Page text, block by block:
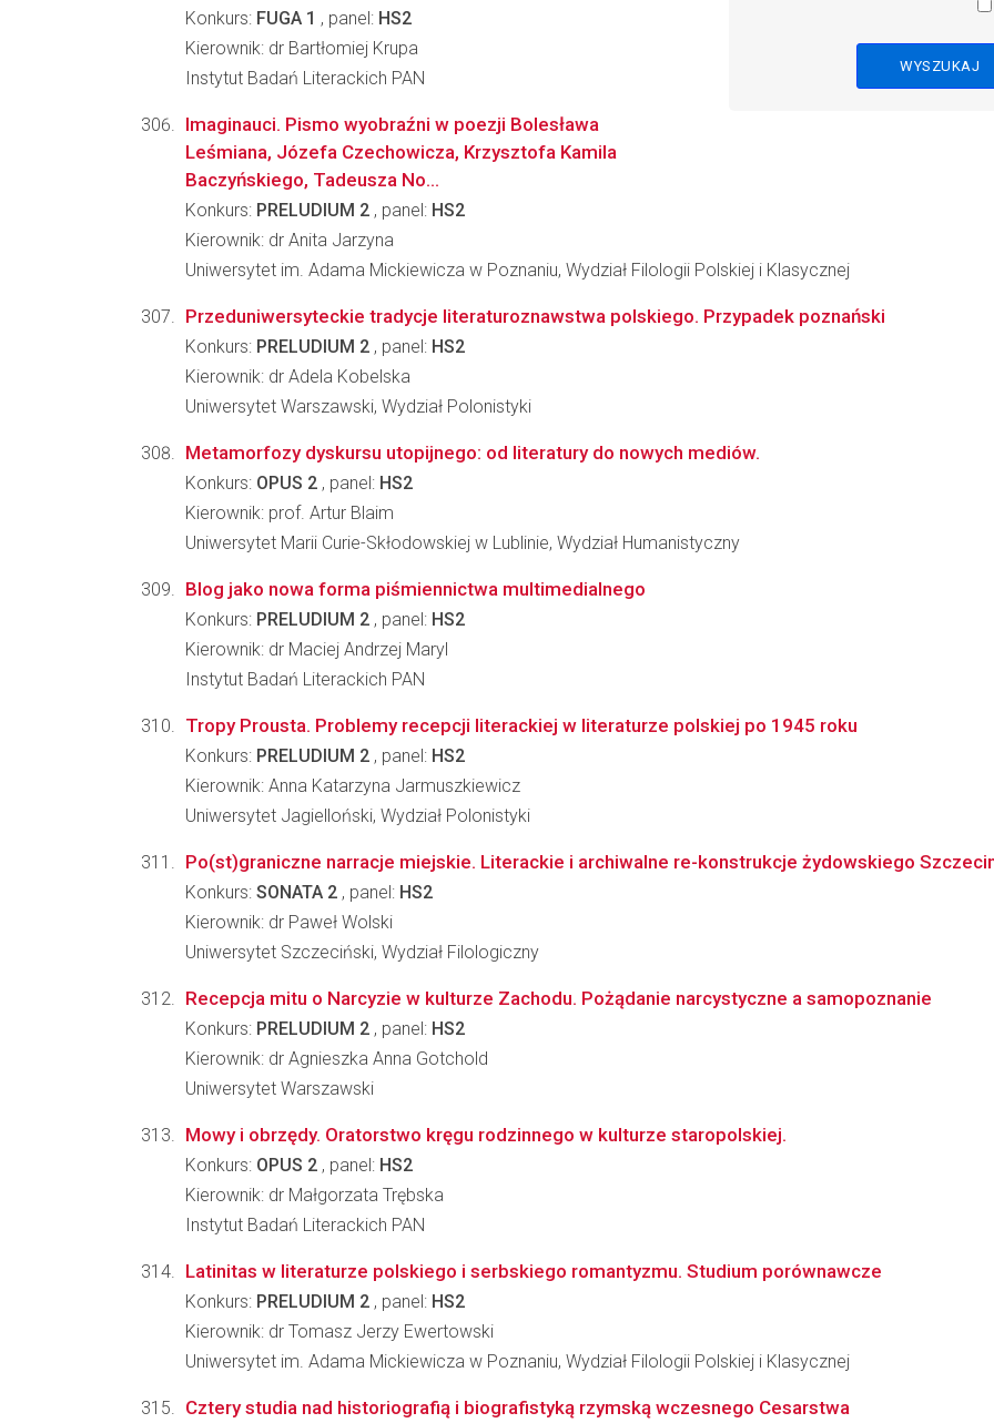
Konkurs: FUGA 1 , panel: HS2
Kierownik: dr Bartłomiej Krupa
Instytut Badań Literackich PAN
Imaginauci. Pismo wyobraźni w poezji Bolesława
Leśmiana, Józefa Czechowicza, Krzysztofa Kamila
Baczyńskiego, Tadeusza No...
Konkurs: PRELUDIUM 2 , panel: HS2
Kierownik: dr Anita Jarzyna
Uniwersytet im. Adama Mickiewicza w Poznaniu, Wydział Filologii Polskiej i Klasycznej
Przeduniwersyteckie tradycje literaturoznawstwa polskiego. Przypadek poznański
Konkurs: PRELUDIUM 2 , panel: HS2
Kierownik: dr Adela Kobelska
Uniwersytet Warszawski, Wydział Polonistyki
Metamorfozy dyskursu utopijnego: od literatury do nowych mediów.
Konkurs: OPUS 2 , panel: HS2
Kierownik: prof. Artur Blaim
Uniwersytet Marii Curie-Skłodowskiej w Lublinie, Wydział Humanistyczny
Blog jako nowa forma piśmiennictwa multimedialnego
Konkurs: PRELUDIUM 2 , panel: HS2
Kierownik: dr Maciej Andrzej Maryl
Instytut Badań Literackich PAN
Tropy Prousta. Problemy recepcji literackiej w literaturze polskiej po 1945 roku
Konkurs: PRELUDIUM 2 , panel: HS2
Kierownik: Anna Katarzyna Jarmuszkiewicz
Uniwersytet Jagielloński, Wydział Polonistyki
Po(st)graniczne narracje miejskie. Literackie i archiwalne re-konstrukcje żydowskiego
Konkurs: SONATA 2 , panel: HS2
Kierownik: dr Paweł Wolski
Uniwersytet Szczeciński, Wydział Filologiczny
Recepcja mitu o Narcyzie w kulturze Zachodu. Pożądanie narcystyczne a samopoznanie
Konkurs: PRELUDIUM 2 , panel: HS2
Kierownik: dr Agnieszka Anna Gotchold
Uniwersytet Warszawski
Mowy i obrzędy. Oratorstwo kręgu rodzinnego w kulturze staropolskiej.
Konkurs: OPUS 2 , panel: HS2
Kierownik: dr Małgorzata Trębska
Instytut Badań Literackich PAN
Latinitas w literaturze polskiego i serbskiego romantyzmu. Studium porównawcze
Konkurs: PRELUDIUM 2 , panel: HS2
Kierownik: dr Tomasz Jerzy Ewertowski
Uniwersytet im. Adama Mickiewicza w Poznaniu, Wydział Filologii Polskiej i Klasycznej
Cztery studia nad historiografią i biografistyką rzymską wczesnego Cesarstwa